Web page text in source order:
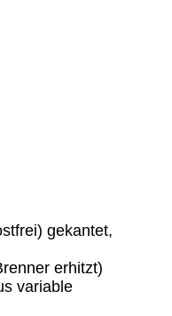
gekantet,
erhitzt)
variable